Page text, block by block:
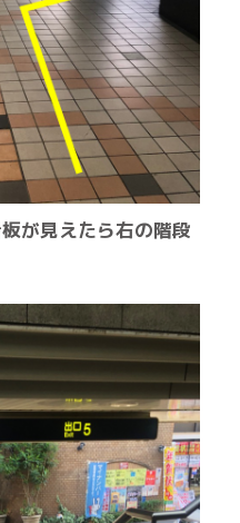
が見えたら右の階段